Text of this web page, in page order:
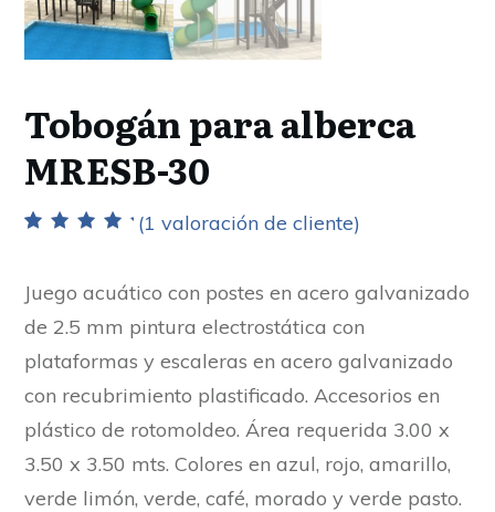
Tobogán para alberca
MRESB-30
valoración de
(1 valoración de cliente)
Juego acuático con postes en acero galvanizado
de 2.5 mm pintura electrostática con
plataformas y escaleras en acero galvanizado
con recubrimiento plastificado. Accesorios en
plástico de rotomoldeo. Área requerida 3.00 x
3.50 x 3.50 mts. Colores en azul, rojo, amarillo,
verde limón, verde, café, morado y verde pasto.